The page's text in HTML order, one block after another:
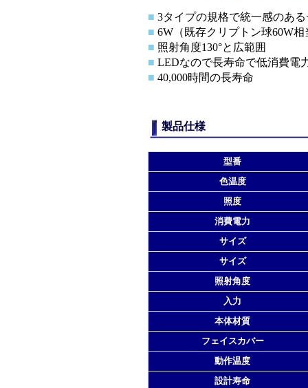
■ 3タイプの規格で統一感のあ
■ 6W（既存クリプトン球60W
■ 照射角度130°と広範囲
■ LEDなので長寿命で低消費電
■ 40,000時間の長寿命
製品仕様
型番
色温度
照度
消費電力
サイズ
サイズ
照射角度
入力
本体材質
フェイスカバー
動作温度
設計寿命